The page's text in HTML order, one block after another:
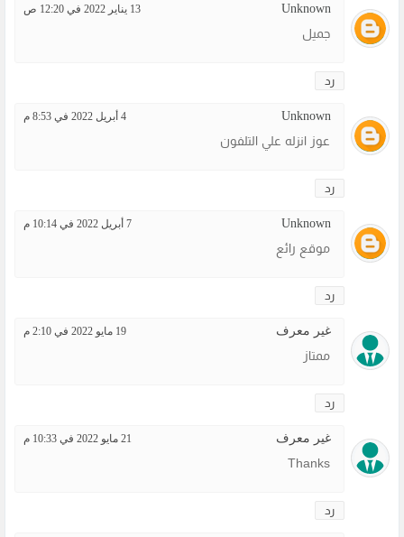
Unknown 13 يناير 2022 في 12:20 ص
جميل
رد
Unknown 4 أبريل 2022 في 8:53 م
عوز انزله علي التلفون
رد
Unknown 7 أبريل 2022 في 10:14 م
موقع رائع
رد
غير معرف 19 مايو 2022 في 2:10 م
ممتاز
رد
غير معرف 21 مايو 2022 في 10:33 م
Thanks
رد